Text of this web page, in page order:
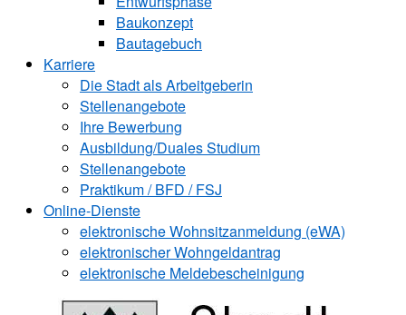
Baukonzept
Bautagebuch
Karriere
Die Stadt als Arbeitgeberin
Stellenangebote
Ihre Bewerbung
Ausbildung/Duales Studium
Stellenangebote
Praktikum / BFD / FSJ
Online-Dienste
elektronische Wohnsitzanmeldung (eWA)
elektronischer Wohngeldantrag
elektronische Meldebescheinigung